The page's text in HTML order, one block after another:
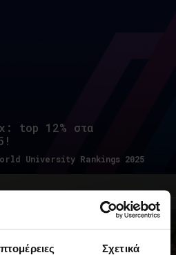
Σχετικά
top 12% στα
University Rankings 2025